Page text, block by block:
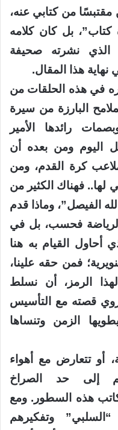
مقتبسًا من كتابي عنه،
بل كان كلامه
الذي نشرته صحيفة
هذا المقال.
في هذه الحلقات من
البارزة من سيرة
رائدها الأمير
اليوم ومن بعده أن
كرة القدم، ومن
فهناك الكثير من
الفيصل”، وماذا قدم
فحسب، بل في
أحاول القيام به هنا
فمن حقه علينا،
الرمز، أن نسلط
قصته مع التأسيس
الزمن وتنساها
أو تتعارض مع أهواء
إلى حد الصراخ
هذه السطور. ومع
وتفكيرهم